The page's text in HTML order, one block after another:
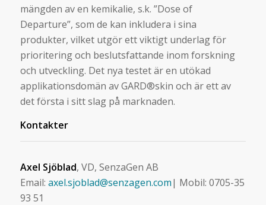
mängden av en kemikalie, s.k. ”Dose of
Departure”, som de kan inkludera i sina
produkter, vilket utgör ett viktigt underlag för
prioritering och beslutsfattande inom forskning
och utveckling. Det nya testet är en utökad
applikationsdomän av GARD®skin och är ett av
det första i sitt slag på marknaden.
Kontakter
Axel Sjöblad, VD, SenzaGen AB
Email: axel.sjoblad@senzagen.com| Mobil: 0705-35
93 51